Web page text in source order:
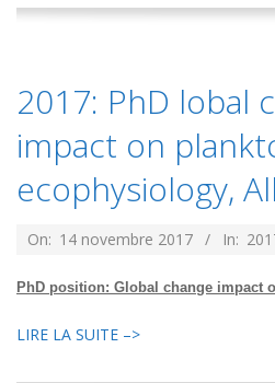
2017: PhD lobal
impact on
ecophysiology,
2017-
14
On: 14 novembre 2017 In:
PhD position: Global change impact
LIRE LA SUITE –>